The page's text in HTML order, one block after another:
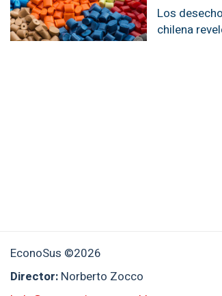
Los
chilena
EconoSus ©2026
Director: Norberto Zocco